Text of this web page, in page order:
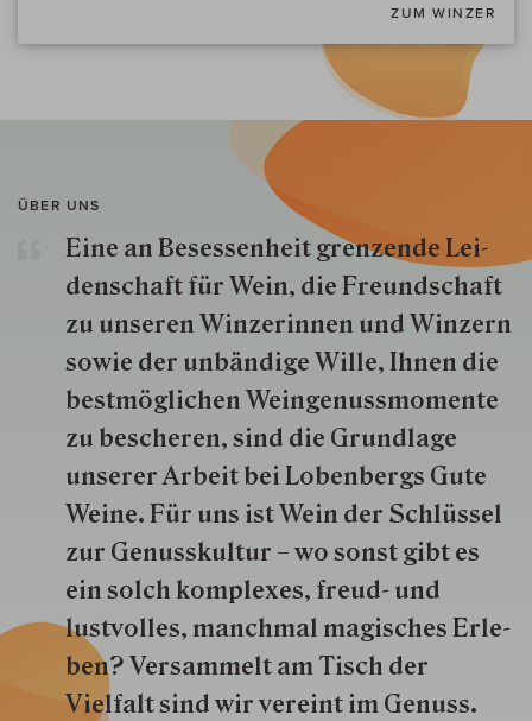
ZUM WINZER
ÜBER UNS
Eine an Besessenheit gren­zende Lei­
den­schaft für Wein, die Freund­schaft
zu unseren Win­zer­innen und Win­zern
so­wie der un­bän­dige Wille, Ihnen die
best­mög­lich­en Wein­genuss­momente
zu besche­ren, sind die Grund­lage
unserer Arbeit bei Lobenbergs Gute
Weine. Für uns ist Wein der Schlüs­sel
zur Genuss­kultur – wo sonst gibt es
ein solch kom­plexes, freud- und
lustvolles, manchmal ma­gisch­es Er­le­
ben? Versammelt am Tisch der
Vielfalt sind wir ver­eint im Genuss.